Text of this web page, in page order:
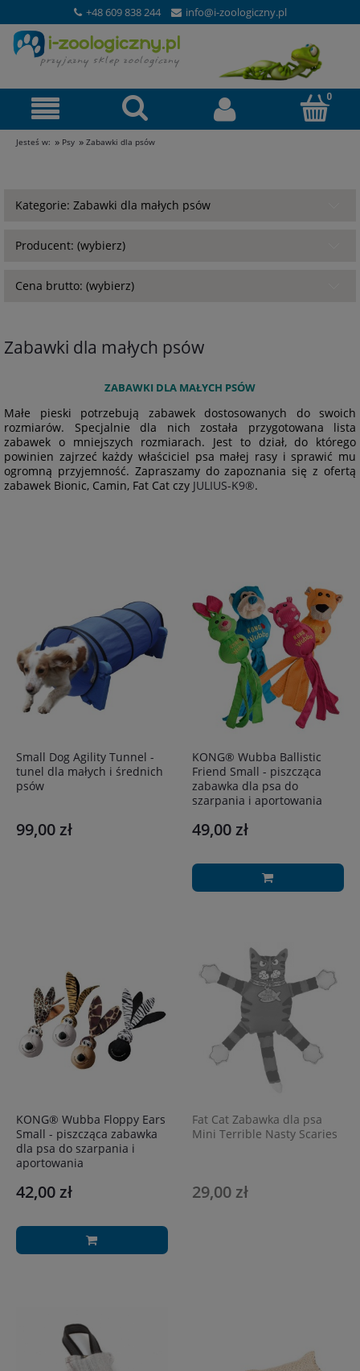
+48 609 838 244 info@i-zoologiczny.pl
Jesteś w: » Psy » Zabawki dla psów
Kategorie: Zabawki dla małych psów
Producent: (wybierz)
Cena brutto: (wybierz)
Zabawki dla małych psów
ZABAWKI DLA MAŁYCH PSÓW
Małe pieski potrzebują zabawek dostosowanych do swoich
rozmiarów. Specjalnie dla nich została przygotowana lista
zabawek o mniejszych rozmiarach. Jest to dział, do którego
powinien zajrzeć każdy właściciel psa małej rasy i sprawić mu
ogromną przyjemność. Zapraszamy do zapoznania się z ofertą
zabawek Bionic, Camin, Fat Cat czy JULIUS-K9®.
Small Dog Agility Tunnel -
tunel dla małych i średnich
psów
99,00 zł
KONG® Wubba Ballistic
Friend Small - piszcząca
zabawka dla psa do
szarpania i aportowania
49,00 zł
KONG® Wubba Floppy Ears
Small - piszcząca zabawka
dla psa do szarpania i
aportowania
42,00 zł
Fat Cat Zabawka dla psa
Mini Terrible Nasty Scaries
29,00 zł